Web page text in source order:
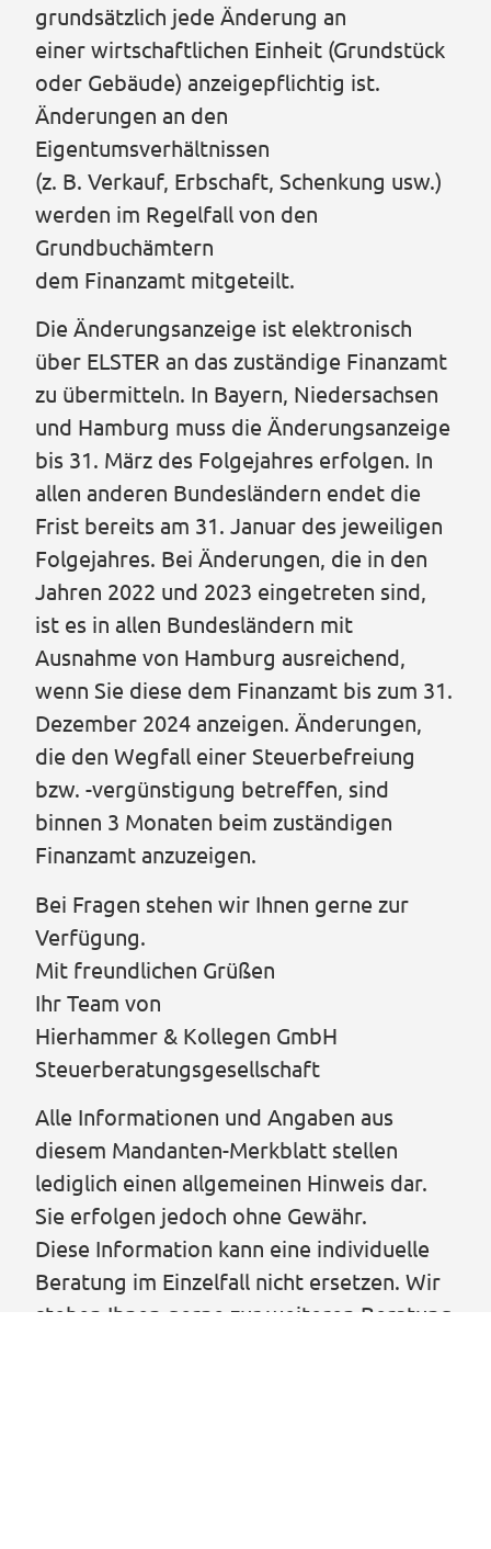
grundsätzlich jede Änderung an
einer wirtschaftlichen Einheit (Grundstück
oder Gebäude) anzeigepflichtig ist.
Änderungen an den
Eigentumsverhältnissen
(z. B. Verkauf, Erbschaft, Schenkung usw.)
werden im Regelfall von den
Grundbuchämtern
dem Finanzamt mitgeteilt.
Die Änderungsanzeige ist elektronisch
über ELSTER an das zuständige Finanzamt
zu übermitteln. In Bayern, Niedersachsen
und Hamburg muss die Änderungsanzeige
bis 31. März des Folgejahres erfolgen. In
allen anderen Bundesländern endet die
Frist bereits am 31. Januar des jeweiligen
Folgejahres. Bei Änderungen, die in den
Jahren 2022 und 2023 eingetreten sind,
ist es in allen Bundesländern mit
Ausnahme von Hamburg ausreichend,
wenn Sie diese dem Finanzamt bis zum 31.
Dezember 2024 anzeigen. Änderungen,
die den Wegfall einer Steuerbefreiung
bzw. -vergünstigung betreffen, sind
binnen 3 Monaten beim zuständigen
Finanzamt anzuzeigen.
Bei Fragen stehen wir Ihnen gerne zur
Verfügung.
Mit freundlichen Grüßen
Ihr Team von
Hierhammer & Kollegen GmbH
Steuerberatungsgesellschaft
Alle Informationen und Angaben aus
diesem Mandanten-Merkblatt stellen
lediglich einen allgemeinen Hinweis dar.
Sie erfolgen jedoch ohne Gewähr.
Diese Information kann eine individuelle
Beratung im Einzelfall nicht ersetzen. Wir
stehen Ihnen gerne zur weiteren Beratung